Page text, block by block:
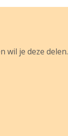
wil je deze delen.